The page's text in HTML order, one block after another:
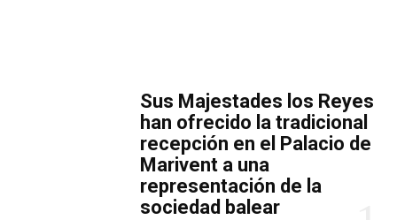
​Sus Majestades los Reyes
han ofrecido la tradicional
recepción en el Palacio de
Marivent​ a una
representación de la
sociedad balear